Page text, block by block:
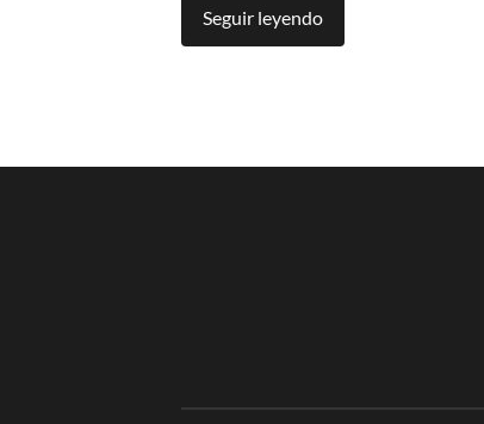
Seguir leyendo